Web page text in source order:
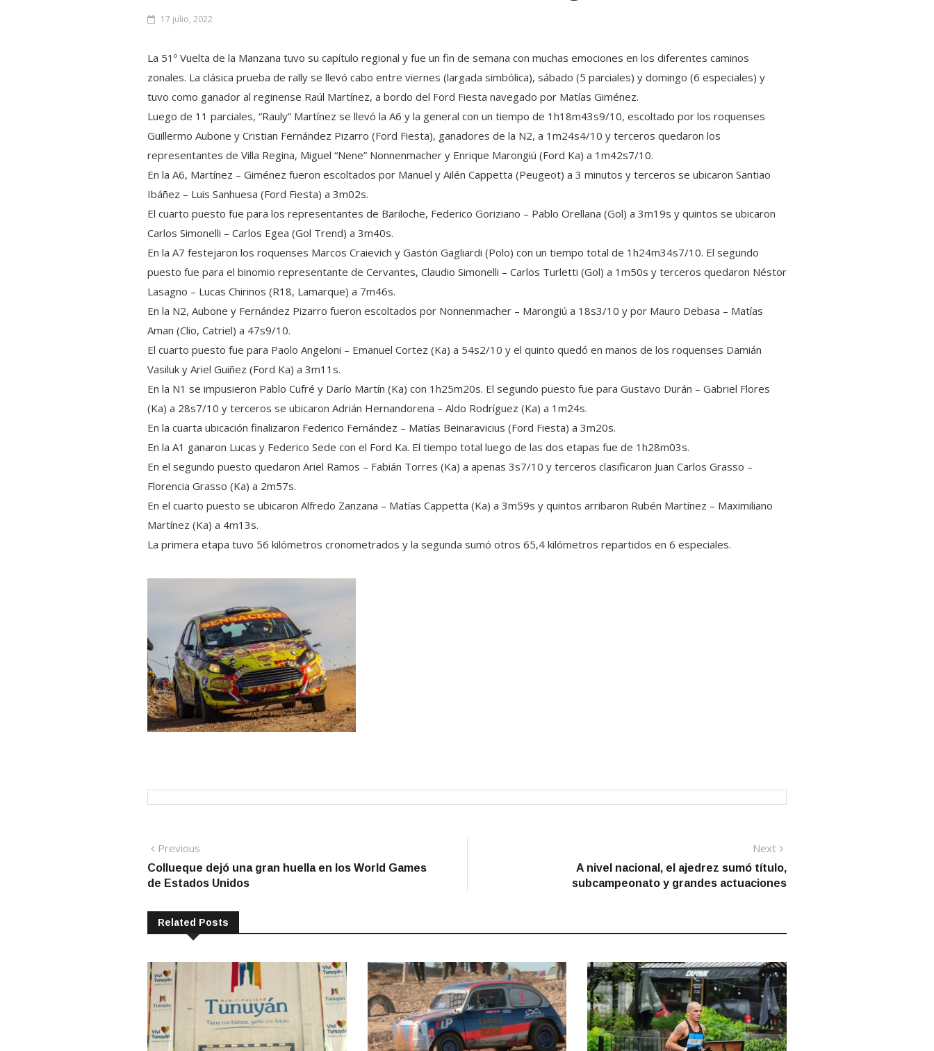
17 julio, 2022
La 51º Vuelta de la Manzana tuvo su capítulo regional y fue un fin de semana con muchas emociones en los diferentes caminos
zonales. La clásica prueba de rally se llevó cabo entre viernes (largada simbólica), sábado (5 parciales) y domingo (6 especiales) y
tuvo como ganador al reginense Raúl Martínez, a bordo del Ford Fiesta navegado por Matías Giménez.
Luego de 11 parciales, “Rauly” Martínez se llevó la A6 y la general con un tiempo de 1h18m43s9/10, escoltado por los roquenses
Guillermo Aubone y Cristian Fernández Pizarro (Ford Fiesta), ganadores de la N2, a 1m24s4/10 y terceros quedaron los
representantes de Villa Regina, Miguel “Nene” Nonnenmacher y Enrique Marongiú (Ford Ka) a 1m42s7/10.
En la A6, Martínez – Giménez fueron escoltados por Manuel y Ailén Cappetta (Peugeot) a 3 minutos y terceros se ubicaron Santiao
Ibáñez – Luis Sanhuesa (Ford Fiesta) a 3m02s.
El cuarto puesto fue para los representantes de Bariloche, Federico Goriziano – Pablo Orellana (Gol) a 3m19s y quintos se ubicaron
Carlos Simonelli – Carlos Egea (Gol Trend) a 3m40s.
En la A7 festejaron los roquenses Marcos Craievich y Gastón Gagliardi (Polo) con un tiempo total de 1h24m34s7/10. El segundo
puesto fue para el binomio representante de Cervantes, Claudio Simonelli – Carlos Turletti (Gol) a 1m50s y terceros quedaron Néstor
Lasagno – Lucas Chirinos (R18, Lamarque) a 7m46s.
En la N2, Aubone y Fernández Pizarro fueron escoltados por Nonnenmacher – Marongiú a 18s3/10 y por Mauro Debasa – Matías
Aman (Clio, Catriel) a 47s9/10.
El cuarto puesto fue para Paolo Angeloni – Emanuel Cortez (Ka) a 54s2/10 y el quinto quedó en manos de los roquenses Damián
Vasiluk y Ariel Guiñez (Ford Ka) a 3m11s.
En la N1 se impusieron Pablo Cufré y Darío Martín (Ka) con 1h25m20s. El segundo puesto fue para Gustavo Durán – Gabriel Flores
(Ka) a 28s7/10 y terceros se ubicaron Adrián Hernandorena – Aldo Rodríguez (Ka) a 1m24s.
En la cuarta ubicación finalizaron Federico Fernández – Matías Beinaravicius (Ford Fiesta) a 3m20s.
En la A1 ganaron Lucas y Federico Sede con el Ford Ka. El tiempo total luego de las dos etapas fue de 1h28m03s.
En el segundo puesto quedaron Ariel Ramos – Fabián Torres (Ka) a apenas 3s7/10 y terceros clasificaron Juan Carlos Grasso –
Florencia Grasso (Ka) a 2m57s.
En el cuarto puesto se ubicaron Alfredo Zanzana – Matías Cappetta (Ka) a 3m59s y quintos arribaron Rubén Martínez – Maximiliano
Martínez (Ka) a 4m13s.
La primera etapa tuvo 56 kilómetros cronometrados y la segunda sumó otros 65,4 kilómetros repartidos en 6 especiales.
Navegación
de
Previous
post:
Collueque dejó una gran huella en los World Games
de Estados Unidos
Next
A nivel nacional, el ajedrez sumó título,
subcampeonato y grandes actuaciones
Related Posts